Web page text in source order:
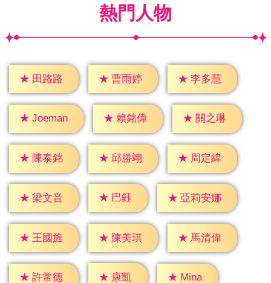
熱門人物
★ 田路路 ★ 曹雨婷 ★ 李多慧
★ Joeman ★ 賴銘偉 ★ 關之琳
★ 陳泰銘 ★ 邱勝翊 ★ 周定緯
★ 梁文音 ★ 巴鈺 ★ 亞莉安娜
★ 王國旌 ★ 陳美琪 ★ 馬清偉
★ 許常德 ★ 康凱 ★ Mina